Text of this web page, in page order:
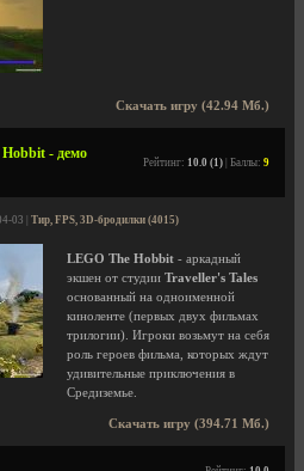
Скачать игру (42.94 Мб.)
- демо
Рейтинг: 10.0 (1) | Баллы: 9
03 | Тир, FPS, 3D-бродилки (4015)
LEGO The Hobbit - аркадный
экшен от студии Traveller's Tales
основанный на одноименной
киноленте (первых двух фильмах
трилогии). Игроки возьмут на себя
роль героев фильма, которых ждут
удивительные приключения в
Средиземье.
Скачать игру (394.71 Мб.)